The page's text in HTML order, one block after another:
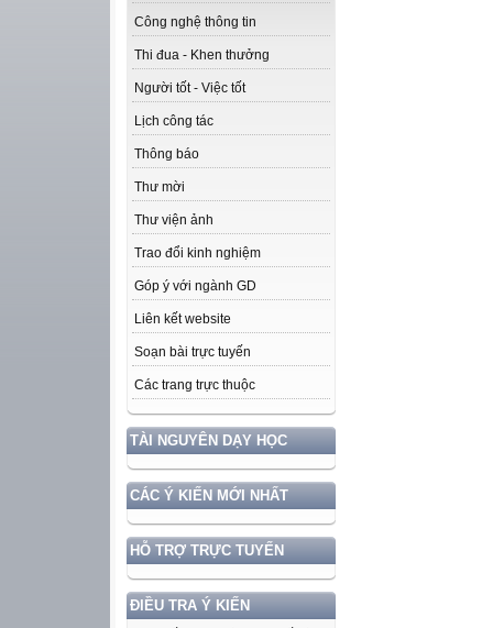
Công nghệ thông tin
Thi đua - Khen thưởng
Người tốt - Việc tốt
Lịch công tác
Thông báo
Thư mời
Thư viện ảnh
Trao đổi kinh nghiệm
Góp ý với ngành GD
Liên kết website
Soạn bài trực tuyến
Các trang trực thuộc
TÀI NGUYÊN DẠY HỌC
CÁC Ý KIẾN MỚI NHẤT
HỖ TRỢ TRỰC TUYẾN
ĐIỀU TRA Ý KIẾN